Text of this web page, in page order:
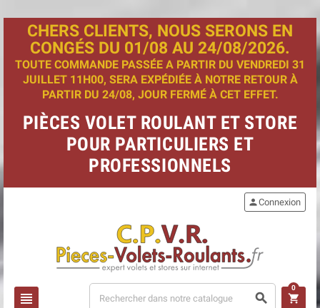
CHERS CLIENTS, NOUS SERONS EN
CONGÉS DU 01/08 AU 24/08/2026.
TOUTE COMMANDE PASSÉE A PARTIR DU VENDREDI 31
JUILLET 11H00, SERA EXPÉDIÉE À NOTRE RETOUR À
PARTIR DU 24/08, JOUR FERMÉ À CET EFFET.
PIÈCES VOLET ROULANT ET STORE
POUR PARTICULIERS ET
PROFESSIONNELS
view_headline search
personConnexion
shopping_cart
0